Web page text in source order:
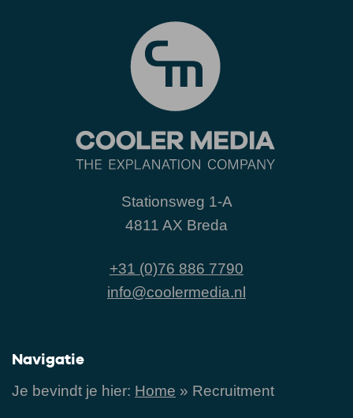
Stationsweg 1-A
4811 AX Breda
+31 (0)76 886 7790
info@coolermedia.nl
Navigatie
Je bevindt je hier: Home » Recruitment